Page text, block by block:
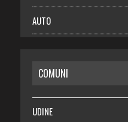
AUTO
RISPARMIO
SALUTE
COMUNI
UDINE